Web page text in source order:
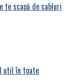
te scapă de cabluri
util în toate